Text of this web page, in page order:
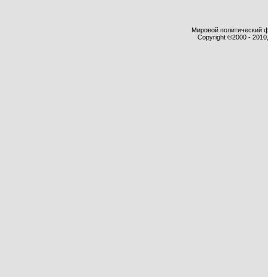
Мировой политический
Copyright ©2000 -